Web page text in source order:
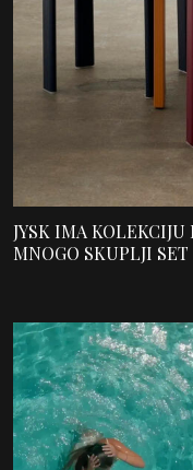
JYSK IMA
MNOGO SKUPLJI SET